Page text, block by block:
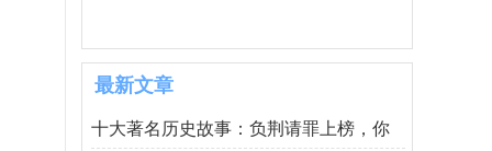
最新文章
十大著名历史故事：负荆请罪上榜，你